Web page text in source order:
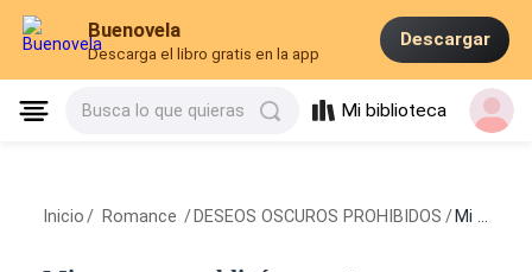
Buenovela
Descarga el libro gratis en la app
Descargar
Busca lo que quieras Mi biblioteca
Inicio / Romance / DESEOS OSCUROS PROHIBIDOS / Mi esposo me obligó a acostarme con su mejor amigo. CAPÍTULO SEIS